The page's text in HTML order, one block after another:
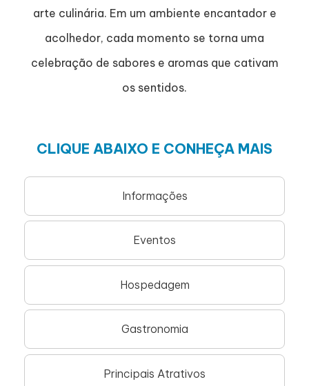
arte culinária. Em um ambiente encantador e
acolhedor, cada momento se torna uma
celebração de sabores e aromas que cativam
os sentidos.
CLIQUE ABAIXO E CONHEÇA MAIS
Informações
Eventos
Hospedagem
Gastronomia
Principais Atrativos